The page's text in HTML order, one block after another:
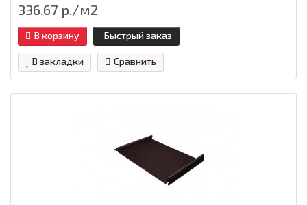
336.67 р./м2
В корзину Быстрый заказ
В закладки Сравнить